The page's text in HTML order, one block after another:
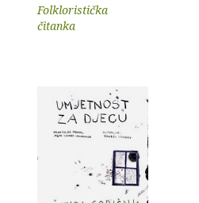
Folkloristička
čitanka